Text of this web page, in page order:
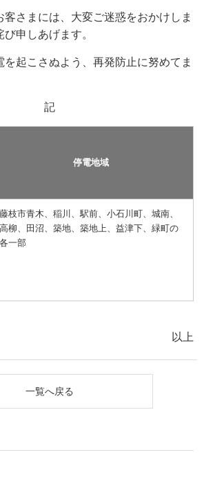
さまには、大変ご迷惑をおかけしま
申しあげます。
起こさぬよう、再発防止に努めてま
記
停電地域
藤枝市青木、稲川、駅前、小石川町、城南、
高柳、田沼、築地、築地上、益津下、緑町の
各一部
以上
一覧へ戻る